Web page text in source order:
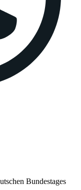
Bundestages